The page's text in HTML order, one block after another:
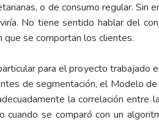
o de consumo regular. Sin
No tiene sentido hablar del
que se comportan los clientes.
para el proyecto trabajado
de segmentación, el Modelo de
la correlación entre
cuando se comparó con un